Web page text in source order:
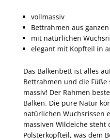
vollmassiv
Bettrahmen aus
mit natürlichen
elegant mit Kopfteil in
Das Balkenbett ist alles
Bettrahmen und die
massiv! Der Rahmen
Balken. Die pure Natur
natürlichen Wuchsrissen
massiven Wildeiche
Polsterkopfteil, was dem